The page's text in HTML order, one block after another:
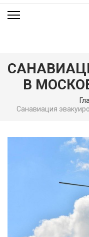
В
Cанавиация